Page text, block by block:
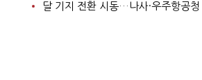
달 기지 전환 시동…나사·우주항공